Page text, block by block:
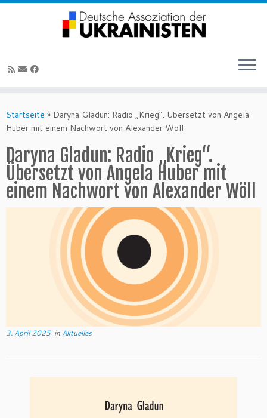
Inhalt
springen
Startseite » Daryna Gladun: Radio „Krieg“. Übersetzt von Angela
Huber mit einem Nachwort von Alexander Wöll
Daryna Gladun: Radio „Krieg“.
Übersetzt von Angela Huber mit
einem Nachwort von Alexander Wöll
3. April 2025in Aktuelles